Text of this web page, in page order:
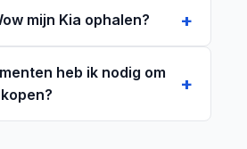
mijn Kia ophalen?
heb ik nodig om